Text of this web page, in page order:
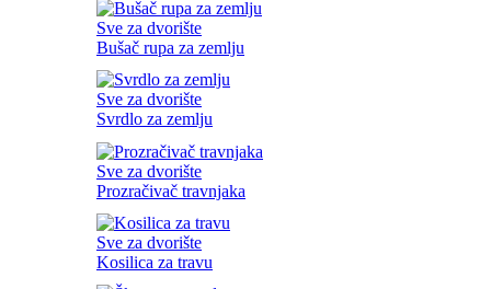
Sve za dvorište
Bušač rupa za zemlju
Sve za dvorište
Svrdlo za zemlju
Sve za dvorište
Prozračivač travnjaka
Sve za dvorište
Kosilica za travu